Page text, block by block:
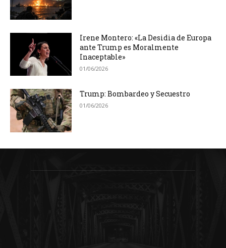
Irene Montero: «La Desidia de Europa
ante Trump es Moralmente
Inaceptable»
01/06/2026
Trump: Bombardeo y Secuestro
01/06/2026